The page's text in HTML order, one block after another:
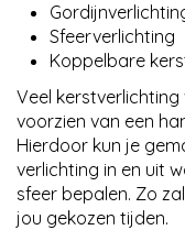
Sfeerverlichting
Koppelbare
Veel
voorzien van een
Hierdoor kun je
verlichting in en uit
sfeer bepalen. Zo
jou gekozen tijden.